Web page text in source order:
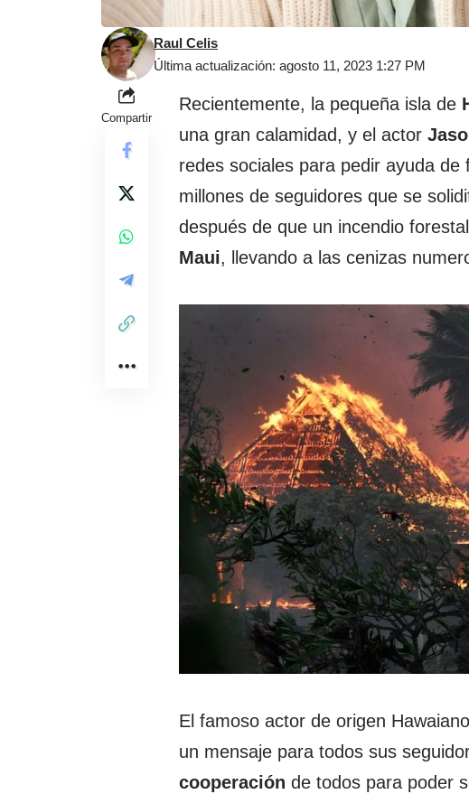
Última actualización: agosto 11, 2023 1:27 PM
Raul Celis
Compartir
Recientemente, la pequeña isla de
una gran calamidad, y el actor
redes sociales para pedir ayuda
millones de seguidores que se
después de que un incendio
Maui, llevando a las cenizas
El famoso actor de origen
un mensaje para todos sus
cooperación de todos para poder